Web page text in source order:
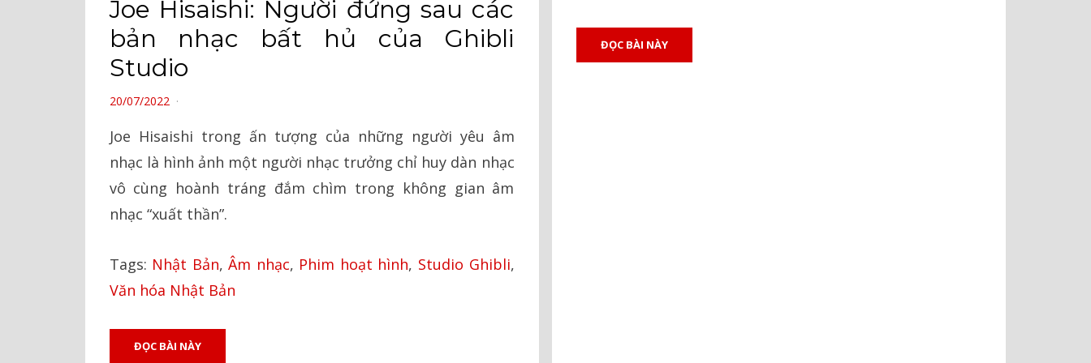
Joe Hisaishi: Người đứng sau các
bản nhạc bất hủ của Ghibli
Studio
POSTED
20/07/2022
Joe Hisaishi trong ấn tượng của những người yêu âm
nhạc là hình ảnh một người nhạc trưởng chỉ huy dàn nhạc
vô cùng hoành tráng đắm chìm trong không gian âm
nhạc “xuất thần”.
Tags: Nhật Bản,Âm nhạc, Phim hoạt hình, Studio Ghibli,
Văn hóa Nhật Bản
ĐỌC BÀI NÀY
ĐỌC BÀI NÀY